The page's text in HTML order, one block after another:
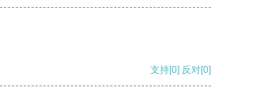
支持[0] 反对[0]